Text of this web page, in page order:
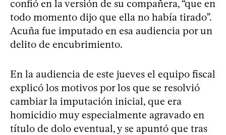
confió en la versión de su compañera, “que en
todo momento dijo que ella no había tirado”.
Acuña fue imputado en esa audiencia por un
delito de encubrimiento.
En la audiencia de este jueves el equipo fiscal
explicó los motivos por los que se resolvió
cambiar la imputación inicial, que era
homicidio muy especialmente agravado en
título de dolo eventual, y se apuntó que tras